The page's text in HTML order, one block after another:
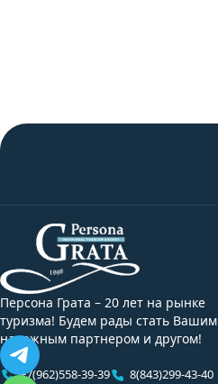
Персона Грата – 20 лет на рынке
туризма! Будем рады стать Вашим
надежным партнером и другом!
+7(962)558-39-39
8(843)299-43-40